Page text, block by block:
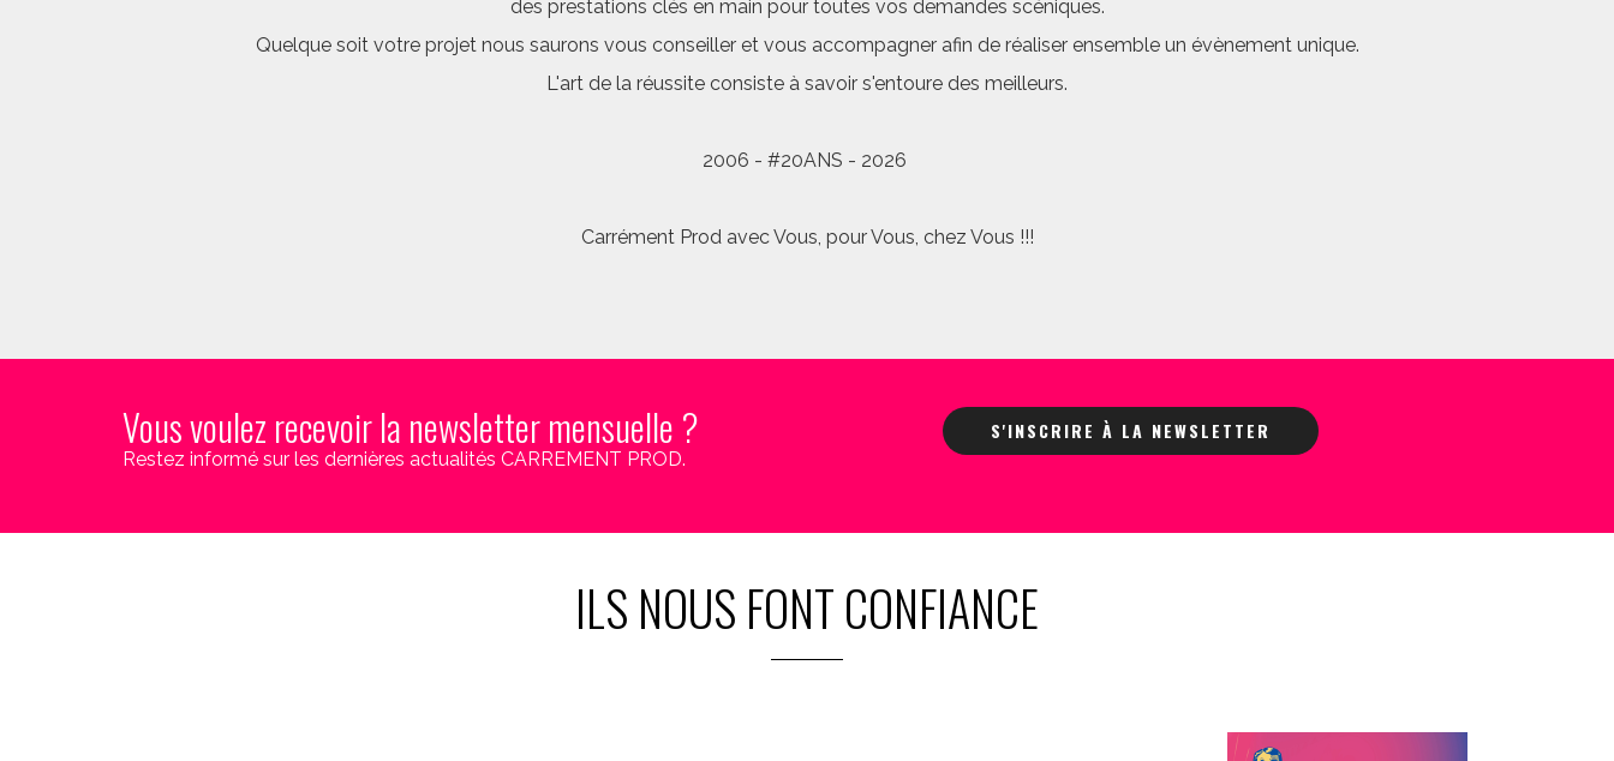
des prestations clés en main pour toutes vos demandes scéniques.
Quelque soit votre projet nous saurons vous conseiller et vous accompagner afin de réaliser ensemble un évènement unique.
L'art de la réussite consiste à savoir s'entoure des meilleurs.
2006 - #20ANS - 2026
Carrément Prod avec Vous, pour Vous, chez Vous !!!
Vous voulez recevoir la newsletter mensuelle ?
Restez informé sur les dernières actualités CARREMENT PROD.
S'INSCRIRE À LA NEWSLETTER
ILS NOUS FONT CONFIANCE